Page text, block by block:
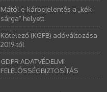
Mától e-kárbejelentés a „kék-
sárga” helyett
Kötelező (KGFB) adóváltozása
2019-től
GDPR ADATVÉDELMI
FELELŐSSÉGBIZTOSÍTÁS